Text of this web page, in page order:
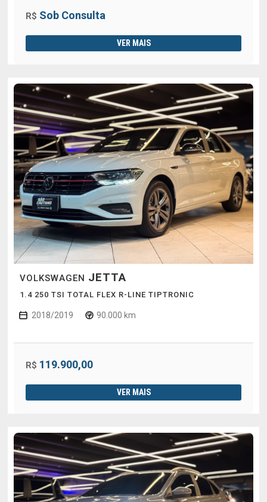
R$ Sob Consulta
VER MAIS
VOLKSWAGEN JETTA
1.4 250 TSI TOTAL FLEX R-LINE TIPTRONIC
2018/2019 90.000 km
R$ 119.900,00
VER MAIS